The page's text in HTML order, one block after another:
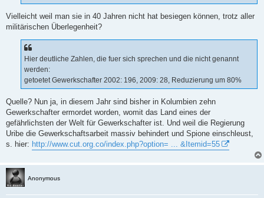
Vielleicht weil man sie in 40 Jahren nicht hat besiegen können, trotz aller
militärischen Überlegenheit?
Hier deutliche Zahlen, die fuer sich sprechen und die nicht genannt
werden:
getoetet Gewerkschafter 2002: 196, 2009: 28, Reduzierung um 80%
Quelle? Nun ja, in diesem Jahr sind bisher in Kolumbien zehn
Gewerkschafter ermordet worden, womit das Land eines der
gefährlichsten der Welt für Gewerkschafter ist. Und weil die Regierung
Uribe die Gewerkschaftsarbeit massiv behindert und Spione einschleust,
s. hier: http://www.cut.org.co/index.php?option= ... &Itemid=55
Anonymous